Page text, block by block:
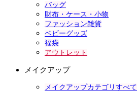
バッグ
財布・ケース・小物
ファッション雑貨
ベビーグッズ
福袋
アウトレット
メイクアップ
メイクアップカテゴリすべて